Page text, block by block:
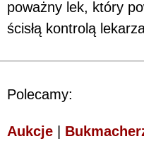
poważny lek, który
ścisłą kontrolą
Polecamy:
Aukcje